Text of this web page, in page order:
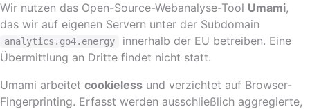
Wir nutzen das Open-Source-Webanalyse-Tool Umami,
das wir auf eigenen Servern unter der Subdomain
analytics.go4.energy
innerhalb der EU betreiben. Eine
Übermittlung an Dritte findet nicht statt.
Umami arbeitet cookieless und verzichtet auf Browser-
Fingerprinting. Erfasst werden ausschließlich aggregierte,